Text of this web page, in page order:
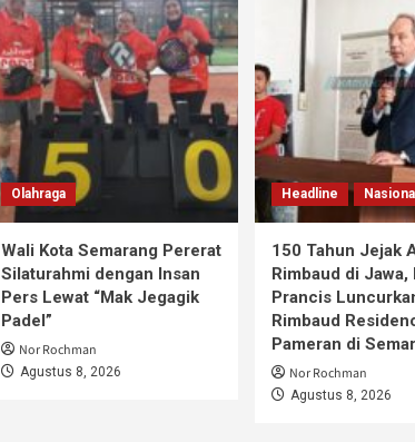
Olahraga
Wali Kota Semarang Pererat
Silaturahmi dengan Insan
Pers Lewat “Mak Jegagik
Padel”
Nor Rochman
Agustus 8, 2026
Headline Nasional
150 Tahun Jejak
Rimbaud di Jawa,
Prancis
Rimbaud
Pameran di
Nor Rochman
Agustus 8, 2026